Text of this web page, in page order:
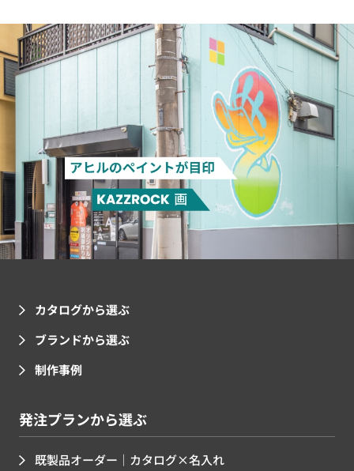
カタログから選ぶ
ブランドから選ぶ
制作事例
発注プランから選ぶ
既製品オーダー｜カタログ×名入れ